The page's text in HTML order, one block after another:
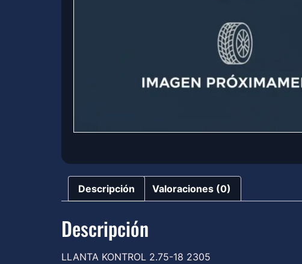
Descripción Valoraciones (0)
Descripción
LLANTA KONTROL 2.75-18 2305